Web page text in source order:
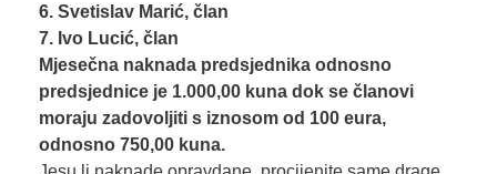
6. Svetislav Marić, član
7. Ivo Lucić, član
Mjesečna naknada predsjednika odnosno
predsjednice je 1.000,00 kuna dok se članovi
moraju zadovoljiti s iznosom od 100 eura,
odnosno 750,00 kuna.